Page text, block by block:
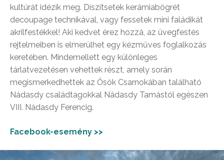
kultúrát idézik meg. Díszítsetek kerámiabögrét
decoupage technikával, vagy fessetek mini faládikát
akrilfestékkel! Aki kedvet érez hozzá, az üvegfestés
rejtelmeiben is elmerülhet egy kézműves foglalkozás
keretében. Mindemellett egy különleges
tárlatvezetésen vehettek részt, amely során
megismerkedhettek az Ősök Csarnokában található
Nádasdy családtagokkal Nádasdy Tamástól egészen
VIII. Nádasdy Ferencig.
Facebook-esemény >>